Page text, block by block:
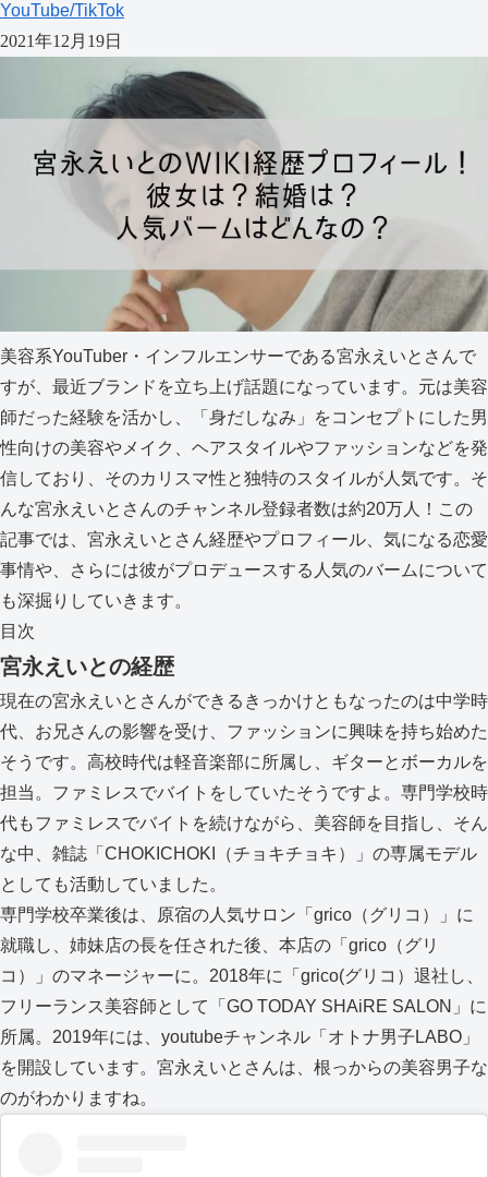
YouTube/TikTok
2021年12月19日
美容系YouTuber・インフルエンサーである宮永えいとさんで
すが、最近ブランドを立ち上げ話題になっています。元は美容
師だった経験を活かし、「身だしなみ」をコンセプトにした男
性向けの美容やメイク、ヘアスタイルやファッションなどを発
信しており、そのカリスマ性と独特のスタイルが人気です。そ
んな宮永えいとさんのチャンネル登録者数は約20万人！この
記事では、宮永えいとさん経歴やプロフィール、気になる恋愛
事情や、さらには彼がプロデュースする人気のバームについて
も深掘りしていきます。
目次
宮永えいとの経歴
現在の宮永えいとさんができるきっかけともなったのは中学時
代、お兄さんの影響を受け、ファッションに興味を持ち始めた
そうです。高校時代は軽音楽部に所属し、ギターとボーカルを
担当。ファミレスでバイトをしていたそうですよ。専門学校時
代もファミレスでバイトを続けながら、美容師を目指し、そん
な中、雑誌「CHOKICHOKI（チョキチョキ）」の専属モデル
としても活動していました。
専門学校卒業後は、原宿の人気サロン「grico（グリコ）」に
就職し、姉妹店の長を任された後、本店の「grico（グリ
コ）」のマネージャーに。2018年に「grico(グリコ）退社し、
フリーランス美容師として「GO TODAY SHAiRE SALON」に
所属。2019年には、youtubeチャンネル「オトナ男子LABO」
を開設しています。宮永えいとさんは、根っからの美容男子な
のがわかりますね。